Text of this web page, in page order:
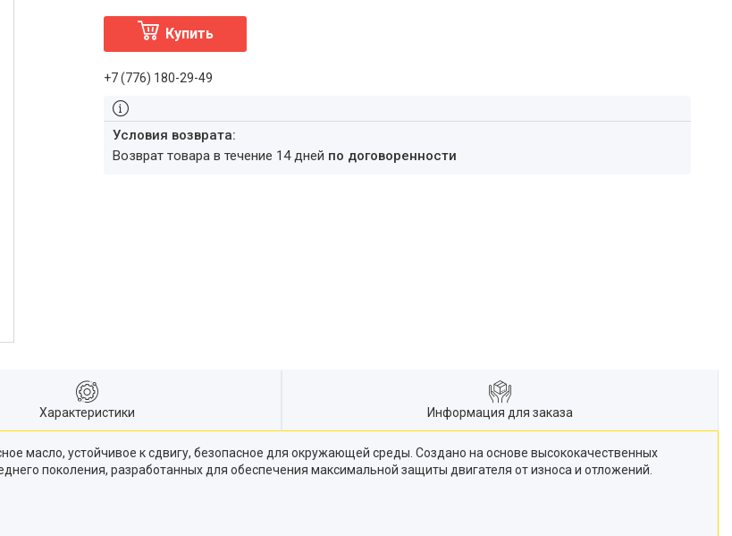
Купить
+7 (776) 180-29-49
возврат товара в течение 14 дней по договоренности
Характеристики Информация для заказа
масло, устойчивое к сдвигу, безопасное для окружающей среды. Создано на основе высококачественных
поколения, разработанных для обеспечения максимальной защиты двигателя от износа и отложений.